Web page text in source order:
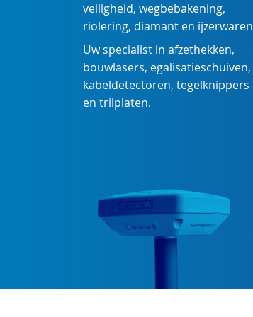
veiligheid, wegbebakening,
riolering, diamant en ijzerwaren
Uw specialist in afzethekken,
bouwlasers, egalisatieschuiven,
kabeldetectoren, tegelknippers
en trilplaten.